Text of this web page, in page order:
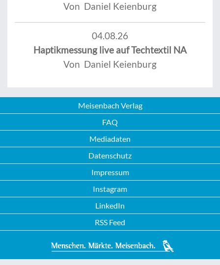
Von Daniel Keienburg
04.08.26
Haptikmessung live auf Techtextil NA
Von Daniel Keienburg
Meisenbach Verlag
FAQ
Mediadaten
Datenschutz
Impressum
Instagram
LinkedIn
RSS Feed